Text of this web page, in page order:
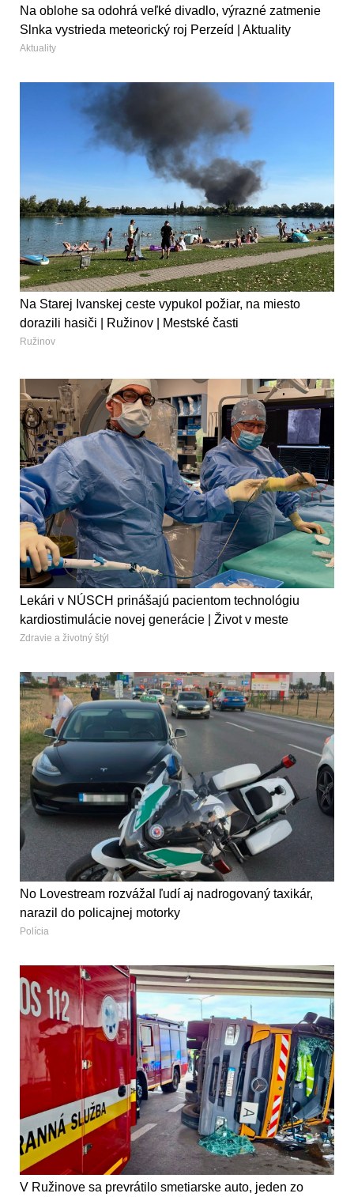
Na oblohe sa odohrá veľké divadlo, výrazné zatmenie
Slnka vystrieda meteorický roj Perzeíd | Aktuality
Aktuality
Na Starej Ivanskej ceste vypukol požiar, na miesto
dorazili hasiči | Ružinov | Mestské časti
Ružinov
Lekári v NÚSCH prinášajú pacientom technológiu
kardiostimulácie novej generácie | Život v meste
Zdravie a životný štýl
No Lovestream rozvážal ľudí aj nadrogovaný taxikár,
narazil do policajnej motorky
Polícia
V Ružinove sa prevrátilo smetiarske auto, jeden zo